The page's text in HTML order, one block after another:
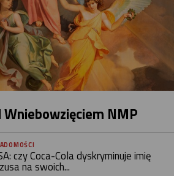
NMP
czy Coca-Cola dyskryminuje imię
na swoich...